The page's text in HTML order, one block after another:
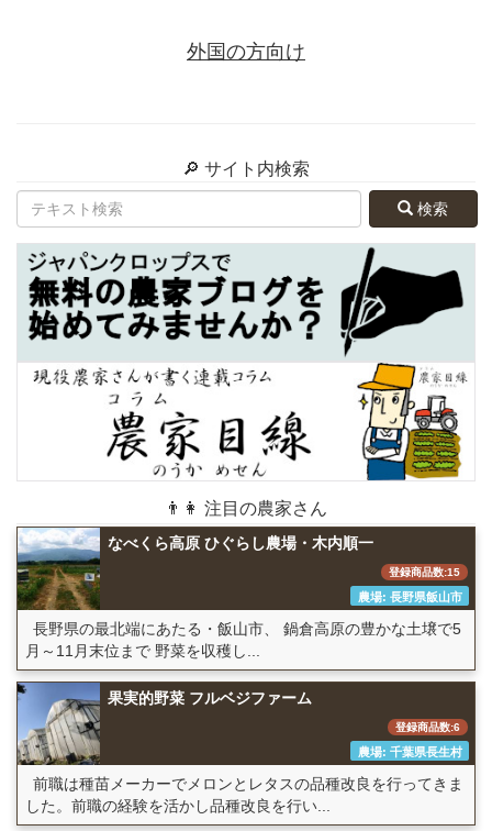
外国の方向け
🔎 サイト内検索
検索
👨👩 注目の農家さん
なべくら高原 ひぐらし農場・木内順一
登録商品数:15
農場: 長野県飯山市
長野県の最北端にあたる・飯山市、 鍋倉高原の豊かな土壌で5
月～11月末位まで 野菜を収穫し...
果実的野菜 フルベジファーム
登録商品数:6
農場: 千葉県長生村
前職は種苗メーカーでメロンとレタスの品種改良を行ってきま
した。前職の経験を活かし品種改良を行い...